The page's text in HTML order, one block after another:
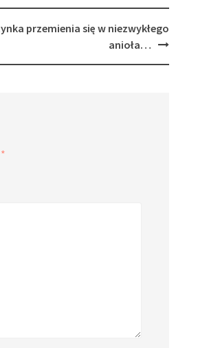
przemienia się w niezwykłego
anioła…
*